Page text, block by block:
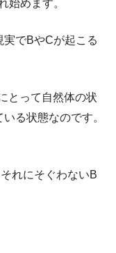
始めます。
実でBやCが起こる
とって自然体の状
る状態なのです。
れにそぐわないB